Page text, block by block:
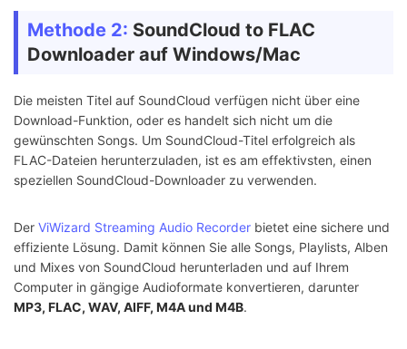
Methode 2: SoundCloud to FLAC
Downloader auf Windows/Mac
Die meisten Titel auf SoundCloud verfügen nicht über eine
Download-Funktion, oder es handelt sich nicht um die
gewünschten Songs. Um SoundCloud-Titel erfolgreich als
FLAC-Dateien herunterzuladen, ist es am effektivsten, einen
speziellen SoundCloud-Downloader zu verwenden.
Der ViWizard Streaming Audio Recorder bietet eine sichere und
effiziente Lösung. Damit können Sie alle Songs, Playlists, Alben
und Mixes von SoundCloud herunterladen und auf Ihrem
Computer in gängige Audioformate konvertieren, darunter
MP3, FLAC, WAV, AIFF, M4A und M4B.